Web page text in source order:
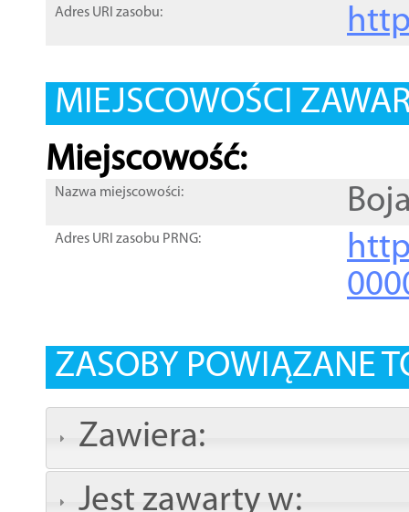
Adres URI zasobu:
MIEJSCOWOŚCI
Miejscowość:
Nazwa miejscowości:
Adres URI zasobu PRNG:
ZASOBY POWIĄZANE
Zawiera:
Jest zawarty w: